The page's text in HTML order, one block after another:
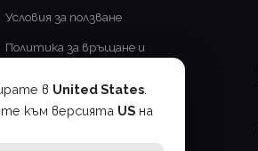
в United States
към версията US на
Условия за ползване
Политика за връщане и
Доставка и изпращане